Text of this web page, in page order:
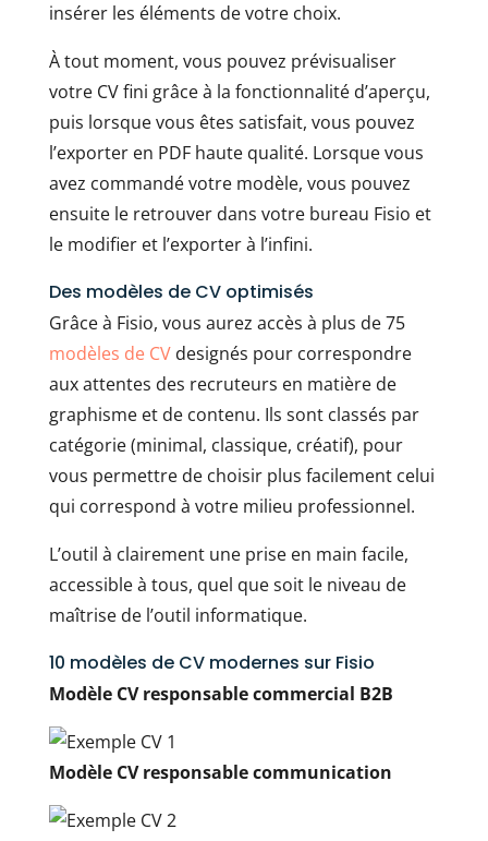
insérer les éléments de votre choix.
À tout moment, vous pouvez prévisualiser
votre CV fini grâce à la fonctionnalité d’aperçu,
puis lorsque vous êtes satisfait, vous pouvez
l’exporter en PDF haute qualité. Lorsque vous
avez commandé votre modèle, vous pouvez
ensuite le retrouver dans votre bureau Fisio et
le modifier et l’exporter à l’infini.
Des modèles de CV optimisés
Grâce à Fisio, vous aurez accès à plus de 75
modèles de CVdesignés pour correspondre
aux attentes des recruteurs en matière de
graphisme et de contenu. Ils sont classés par
catégorie (minimal, classique, créatif), pour
vous permettre de choisir plus facilement celui
qui correspond à votre milieu professionnel.
L’outil à clairement une prise en main facile,
accessible à tous, quel que soit le niveau de
maîtrise de l’outil informatique.
10 modèles de CV modernes sur Fisio
Modèle CV responsable commercial B2B
Modèle CV responsable communication